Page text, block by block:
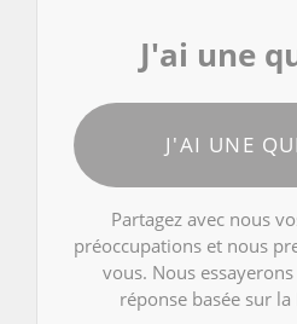
J'ai une
J'AI UNE
Partagez avec nous
préoccupations et nous
vous. Nous
réponse basée sur